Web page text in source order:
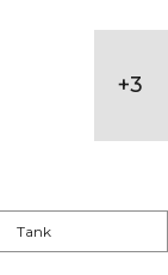
+3
Tank